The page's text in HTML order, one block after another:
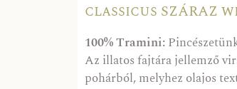
classicus SZÁRAZ
100% Tramini:
Az illatos fajtára jellemző
pohárból, melyhez olajos